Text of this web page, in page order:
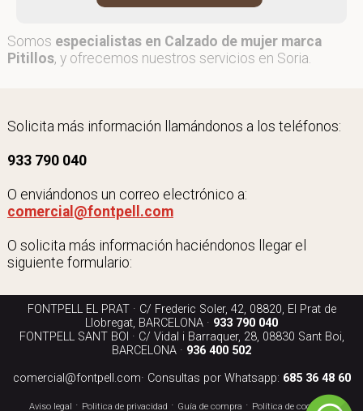
Somos especialistas en Calzado de mujer marca
Pitillos, y ofrecemos nuestros servicios en Soria.
Solicita más información llamándonos a los teléfonos:
933 790 040
O enviándonos un correo electrónico a:
comercial@fontpell.com
O solicita más información haciéndonos llegar el
siguiente formulario:
FONTPELL EL PRAT · C/ Frederic Soler, 42, 08820, El Prat de
Llobregat, BARCELONA · 933 790 040
FONTPELL SANT BOI · C/ Vidal i Barraquer, 28, 08830 Sant Boi,
BARCELONA · 936 400 502
comercial@fontpell.com· Consultas por Whatsapp: 685 36 48 60
Aviso legal · Politica de privacidad · Guía de compra · Política de cookies·